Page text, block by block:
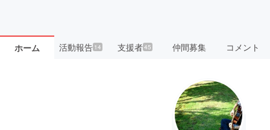
ホーム 活動報告14 支援者45 仲間募集 コメント